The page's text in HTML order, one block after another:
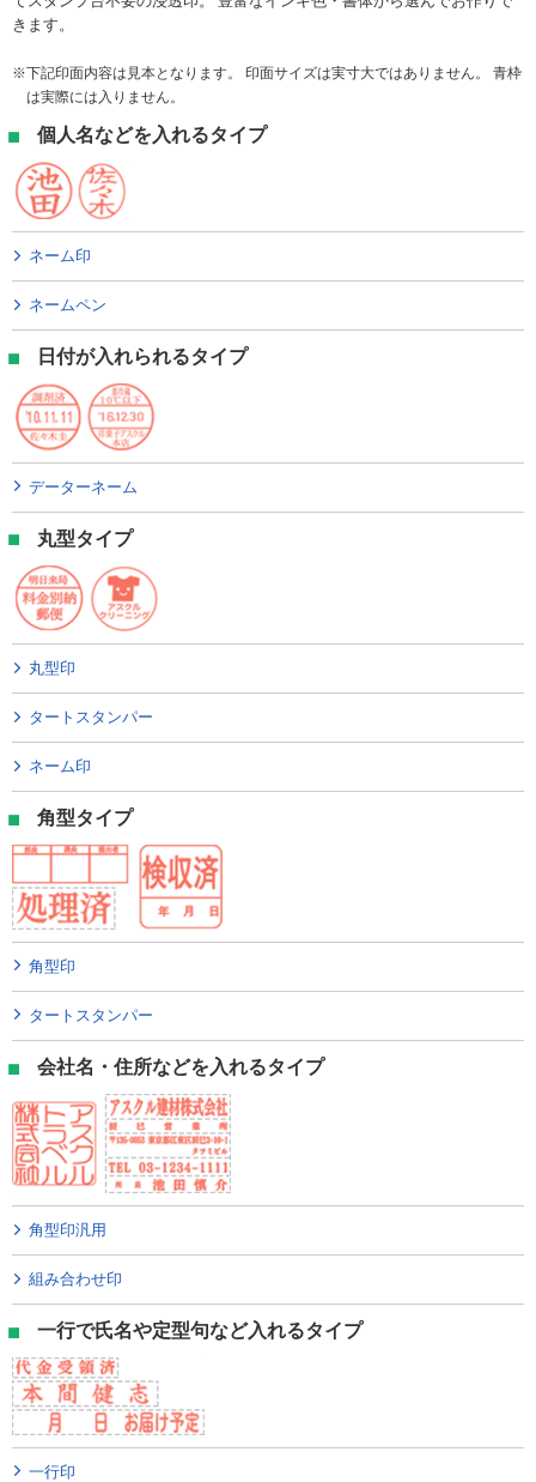
きます。
下記印面内容は見本となります。 印面サイズは実寸大ではありません。 青枠
は実際には入りません。
個人名などを入れるタイプ
ネーム印
ネームペン
日付が入れられるタイプ
データーネーム
丸型タイプ
丸型印
タートスタンパー
ネーム印
角型タイプ
角型印
タートスタンパー
会社名・住所などを入れるタイプ
角型印汎用
組み合わせ印
一行で氏名や定型句など入れるタイプ
一行印